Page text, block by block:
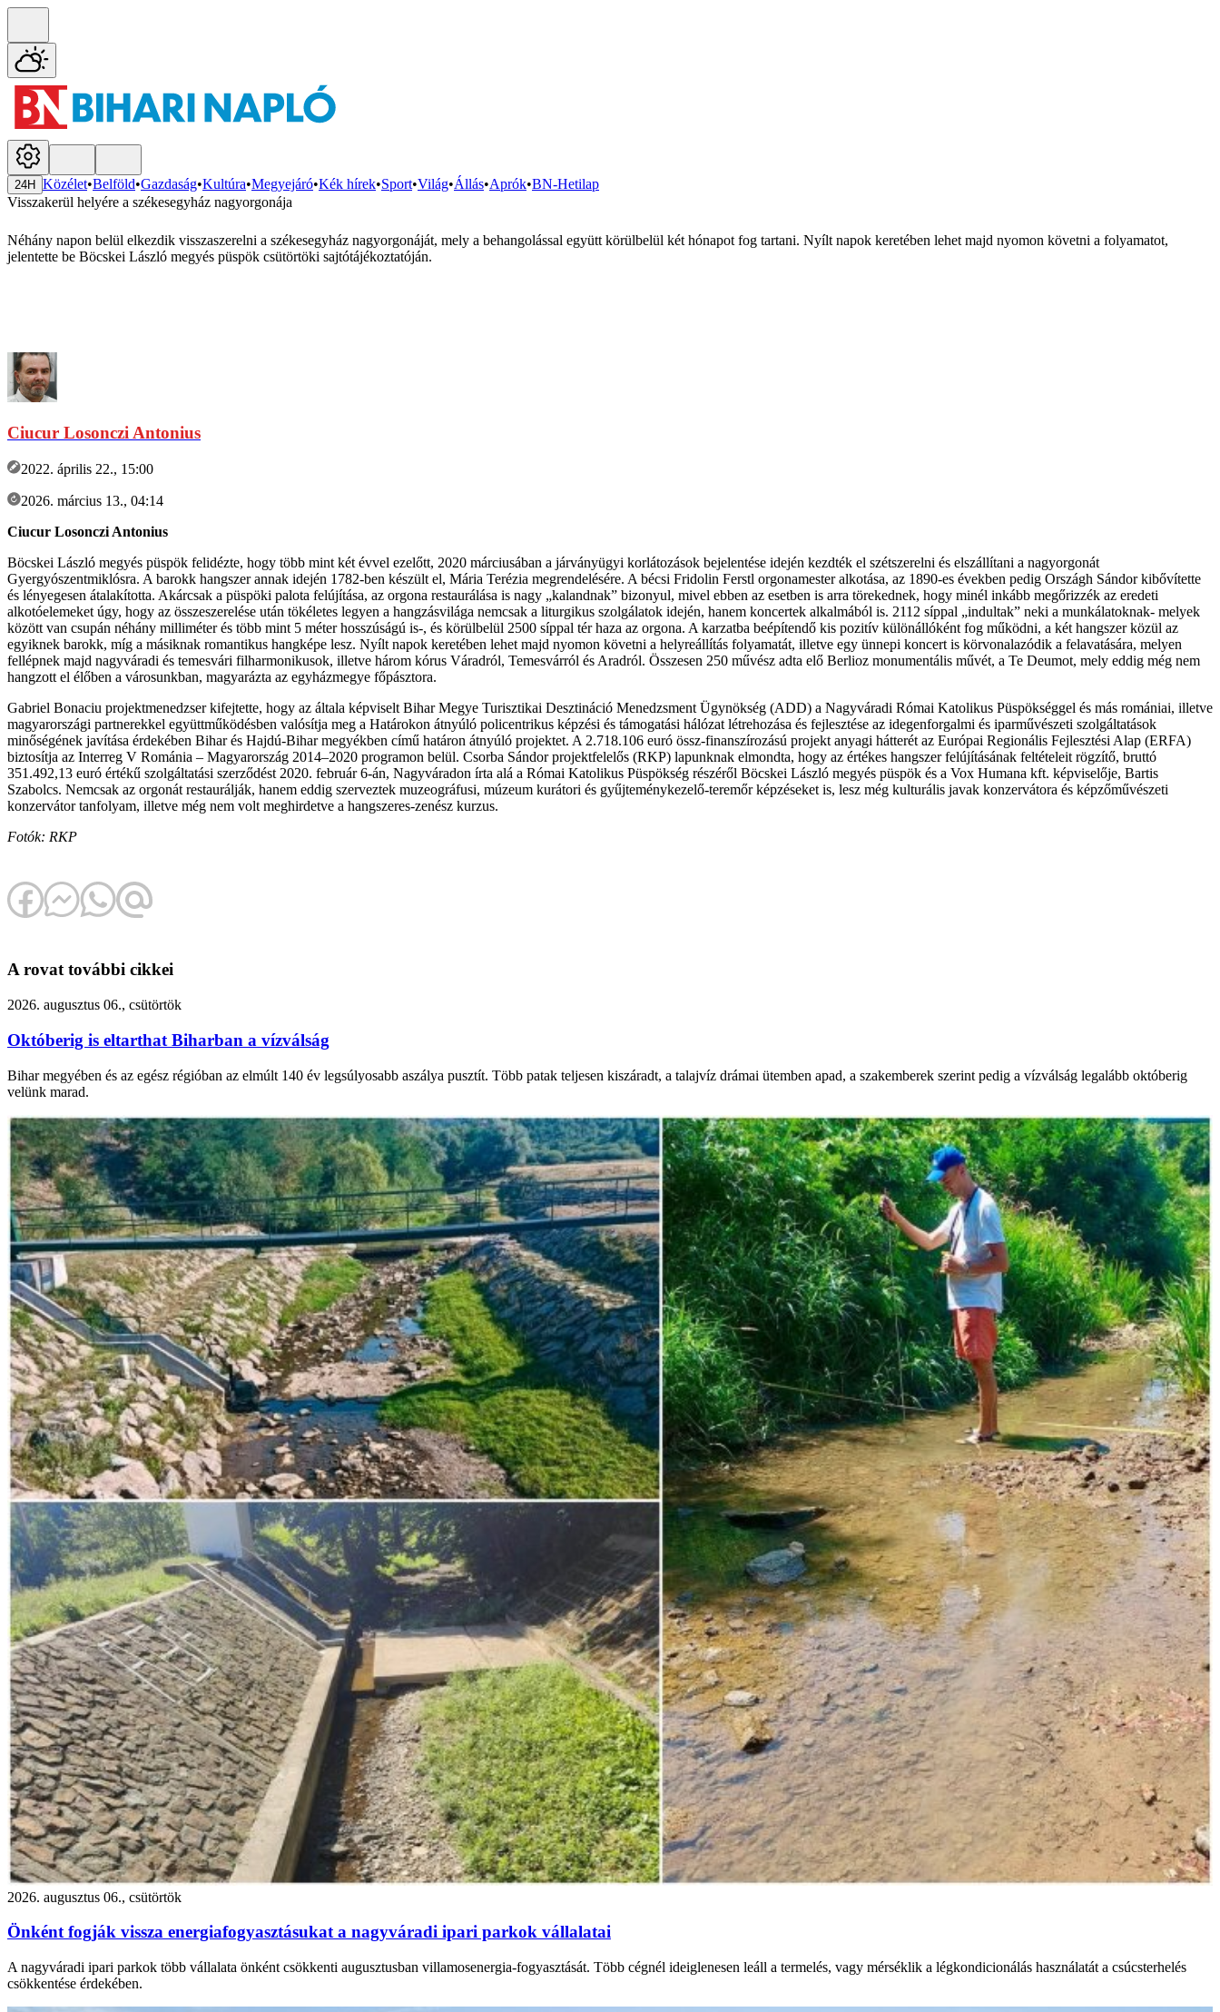
24H Közélet•Belföld•Gazdaság•Kultúra•Megyejáró•Kék hírek•Sport•Világ•Állás•Aprók•BN-Hetilap
Visszakerül helyére a székesegyház nagyorgonája
Néhány napon belül elkezdik visszaszerelni a székesegyház nagyorgonáját, mely a behangolással együtt körülbelül két hónapot fog tartani. Nyílt napok keretében lehet majd nyomon követni a folyamatot,
jelentette be Böcskei László megyés püspök csütörtöki sajtótájékoztatóján.
Ciucur Losonczi Antonius
2022. április 22., 15:00
2026. március 13., 04:14
Ciucur Losonczi Antonius
Böcskei László megyés püspök felidézte, hogy több mint két évvel ezelőtt, 2020 márciusában a járványügyi korlátozások bejelentése idején kezdték el szétszerelni és elszállítani a nagyorgonát
Gyergyószentmiklósra. A barokk hangszer annak idején 1782-ben készült el, Mária Terézia megrendelésére. A bécsi Fridolin Ferstl orgonamester alkotása, az 1890-es években pedig Országh Sándor kibővítette
és lényegesen átalakította. Akárcsak a püspöki palota felújítása, az orgona restaurálása is nagy „kalandnak” bizonyul, mivel ebben az esetben is arra törekednek, hogy minél inkább megőrizzék az eredeti
alkotóelemeket úgy, hogy az összeszerelése után tökéletes legyen a hangzásvilága nemcsak a liturgikus szolgálatok idején, hanem koncertek alkalmából is. 2112 síppal „indultak” neki a munkálatoknak- melyek
között van csupán néhány milliméter és több mint 5 méter hosszúságú is-, és körülbelül 2500 síppal tér haza az orgona. A karzatba beépítendő kis pozitív különállóként fog működni, a két hangszer közül az
egyiknek barokk, míg a másiknak romantikus hangképe lesz. Nyílt napok keretében lehet majd nyomon követni a helyreállítás folyamatát, illetve egy ünnepi koncert is körvonalazódik a felavatására, melyen
fellépnek majd nagyváradi és temesvári filharmonikusok, illetve három kórus Váradról, Temesvárról és Aradról. Összesen 250 művész adta elő Berlioz monumentális művét, a Te Deumot, mely eddig még nem
hangzott el élőben a városunkban, magyarázta az egyházmegye főpásztora.
Gabriel Bonaciu projektmenedzser kifejtette, hogy az általa képviselt Bihar Megye Turisztikai Desztináció Menedzsment Ügynökség (ADD) a Nagyváradi Római Katolikus Püspökséggel és más romániai, illetve
magyarországi partnerekkel együttműködésben valósítja meg a Határokon átnyúló policentrikus képzési és támogatási hálózat létrehozása és fejlesztése az idegenforgalmi és iparművészeti szolgáltatások
minőségének javítása érdekében Bihar és Hajdú-Bihar megyékben című határon átnyúló projektet. A 2.718.106 euró össz-finanszírozású projekt anyagi hátterét az Európai Regionális Fejlesztési Alap (ERFA)
biztosítja az Interreg V Románia – Magyarország 2014–2020 programon belül. Csorba Sándor projektfelelős (RKP) lapunknak elmondta, hogy az értékes hangszer felújításának feltételeit rögzítő, bruttó
351.492,13 euró értékű szolgáltatási szerződést 2020. február 6-án, Nagyváradon írta alá a Római Katolikus Püspökség részéről Böcskei László megyés püspök és a Vox Humana kft. képviselője, Bartis
Szabolcs. Nemcsak az orgonát restaurálják, hanem eddig szerveztek muzeográfusi, múzeum kurátori és gyűjteménykezelő-teremőr képzéseket is, lesz még kulturális javak konzervátora és képzőművészeti
konzervátor tanfolyam, illetve még nem volt meghirdetve a hangszeres-zenész kurzus.
Fotók: RKP
A rovat további cikkei
2026. augusztus 06., csütörtök
Októberig is eltarthat Biharban a vízválság
Bihar megyében és az egész régióban az elmúlt 140 év legsúlyosabb aszálya pusztít. Több patak teljesen kiszáradt, a talajvíz drámai ütemben apad, a szakemberek szerint pedig a vízválság legalább októberig
velünk marad.
2026. augusztus 06., csütörtök
Önként fogják vissza energiafogyasztásukat a nagyváradi ipari parkok vállalatai
A nagyváradi ipari parkok több vállalata önként csökkenti augusztusban villamosenergia-fogyasztását. Több cégnél ideiglenesen leáll a termelés, vagy mérséklik a légkondicionálás használatát a csúcsterhelés
csökkentése érdekében.